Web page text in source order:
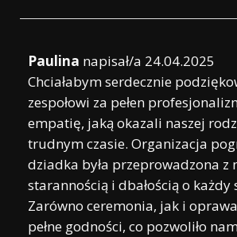
Paulina napisał/a 24.04.2025
Chciałabym serdecznie
zespołowi za pełen
empatię, jaką okazali naszej
trudnym czasie. Organizacja
dziadka była przeprowadzona z
starannością i dbałością o każdy
Zarówno ceremonia, jak i
pełne godności, co pozwoliło